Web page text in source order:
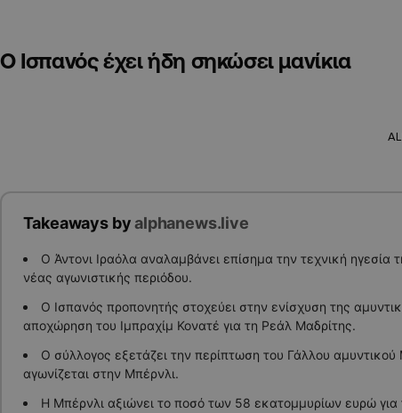
Ο Ισπανός έχει ήδη σηκώσει μανίκια
Takeaways byalphanews.live
Ο Άντονι Ιραόλα αναλαμβάνει επίσημα την τεχνική ηγεσία
νέας αγωνιστικής περιόδου.
Ο Ισπανός προπονητής στοχεύει στην ενίσχυση της
αποχώρηση του Ιμπραχίμ Κονατέ για τη Ρεάλ Μαδρίτης.
Ο σύλλογος εξετάζει την περίπτωση του Γάλλου
αγωνίζεται στην Μπέρνλι.
Η Μπέρνλι αξιώνει το ποσό των 58 εκατομμυρίων ευρώ